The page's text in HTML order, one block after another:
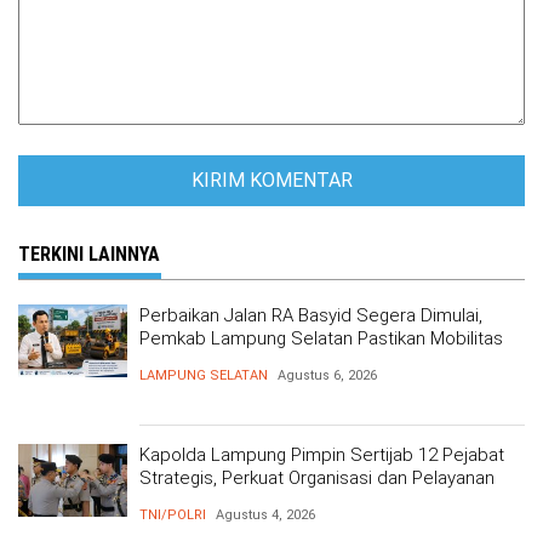
TERKINI LAINNYA
Perbaikan Jalan RA Basyid Segera Dimulai,
Pemkab Lampung Selatan Pastikan Mobilitas
LAMPUNG SELATAN Agustus 6, 2026
Kapolda Lampung Pimpin Sertijab 12 Pejabat
Strategis, Perkuat Organisasi dan Pelayanan
TNI/POLRI Agustus 4, 2026